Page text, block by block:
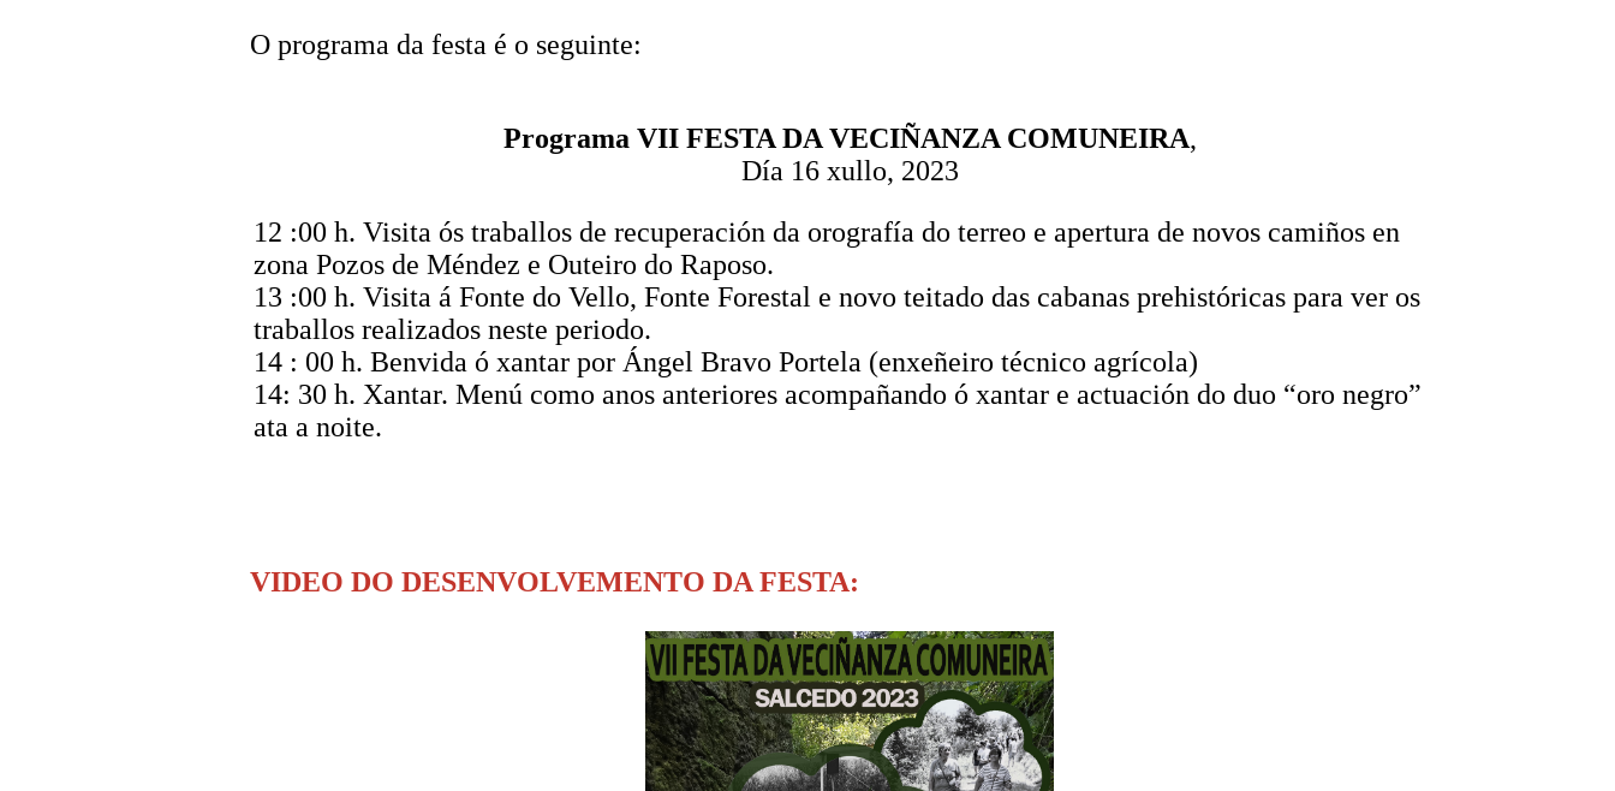
O programa da festa é o seguinte:
Programa VII FESTA DA VECIÑANZA COMUNEIRA,
Día 16 xullo, 2023
12 :00 h. Visita ós traballos de recuperación da orografía do terreo e apertura de novos camiños en
zona Pozos de Méndez e Outeiro do Raposo.
13 :00 h. Visita á Fonte do Vello, Fonte Forestal e novo teitado das cabanas prehistóricas para ver os
traballos realizados neste periodo.
14 : 00 h. Benvida ó xantar por Ángel Bravo Portela (enxeñeiro técnico agrícola)
14: 30 h. Xantar. Menú como anos anteriores acompañando ó xantar e actuación do duo “oro negro”
ata a noite.
VIDEO DO DESENVOLVEMENTO DA FESTA: